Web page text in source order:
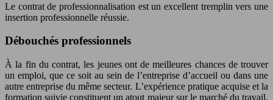
Le contrat de professionnalisation est un excellent tremplin vers une
insertion professionnelle réussie.
Débouchés professionnels
À la fin du contrat, les jeunes ont de meilleures chances de trouver
un emploi, que ce soit au sein de l’entreprise d’accueil ou dans une
autre entreprise du même secteur. L’expérience pratique acquise et la
formation suivie constituent un atout majeur sur le marché du travail.